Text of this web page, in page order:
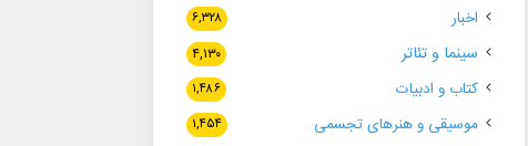
اخبار ۶,۳۲۸
سینما و تئاتر ۴,۱۳۰
کتاب و ادبیات ۱,۴۸۶
موسیقی و هنرهای تجسمی ۱,۴۵۴